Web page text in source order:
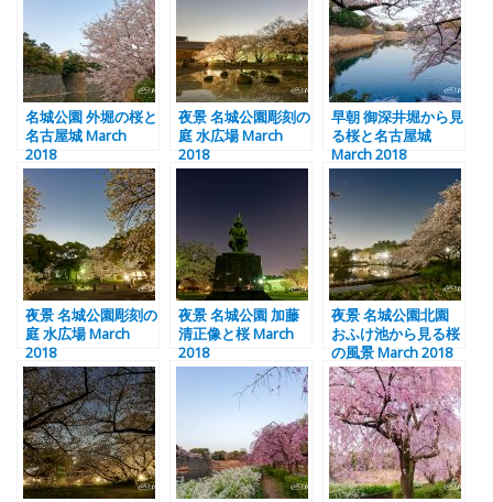
名城公園 外堀の桜と
名古屋城 March
2018
夜景 名城公園彫刻の
庭 水広場 March
2018
早朝 御深井堀から見
る桜と名古屋城
March 2018
夜景 名城公園彫刻の
庭 水広場 March
2018
夜景 名城公園 加藤
清正像と桜 March
2018
夜景 名城公園北園
おふけ池から見る桜
の風景 March 2018